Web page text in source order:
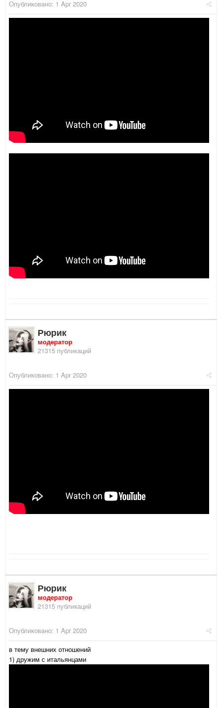
Опубликовано: 1 Apr 2020
Рюрик
модератор
21315 публикаций
Опубликовано: 1 Apr 2020
Рюрик
модератор
21315 публикаций
Опубликовано: 1 Apr 2020
в тему внешних отношений
1) дружим с итальянцами